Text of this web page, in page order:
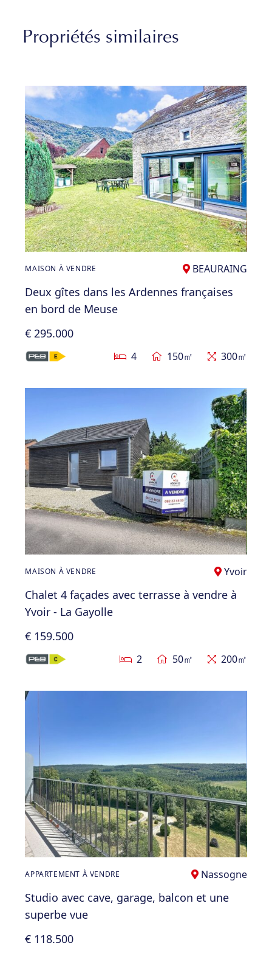
Propriétés similaires
MAISON À VENDRE BEAURAING
Deux gîtes dans les Ardennes françaises
en bord de Meuse
€ 295.000
4 150㎡ 300㎡
MAISON À VENDRE Yvoir
Chalet 4 façades avec terrasse à vendre à
Yvoir - La Gayolle
€ 159.500
2 50㎡ 200㎡
APPARTEMENT À VENDRE Nassogne
Studio avec cave, garage, balcon et une
superbe vue
€ 118.500